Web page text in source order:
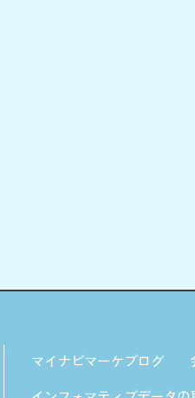
マイナビマーケブログ